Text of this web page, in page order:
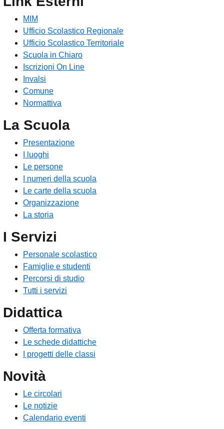
MIM
Ufficio Scolastico Regionale
Ufficio Scolastico Territoriale
Scuola in Chiaro
Iscrizioni On Line
Invalsi
Comune
Normattiva
La Scuola
Presentazione
I luoghi
Le persone
I numeri della scuola
Le carte della scuola
Organizzazione
La storia
I Servizi
Personale scolastico
Famiglie e studenti
Percorsi di studio
Tutti i servizi
Didattica
Offerta formativa
Le schede didattiche
I progetti delle classi
Novità
Le circolari
Le notizie
Calendario eventi